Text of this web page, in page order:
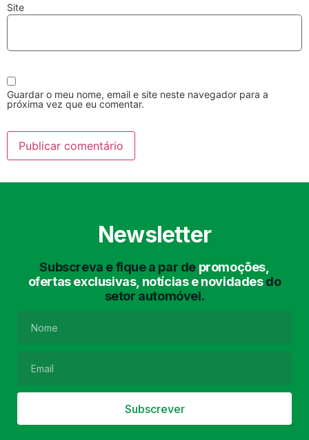
Site
Guardar o meu nome, email e site neste navegador para a
próxima vez que eu comentar.
Newsletter
Subscreva e fique a par de promoções,
ofertas exclusivas, notícias e novidadesdo
setor automóvel.
Subscrever
Discos e Pastilhas
Amortecedores
Lavagem Manual
Lavagem de Chassis Matrículas
Filtro de Partículas Óleos